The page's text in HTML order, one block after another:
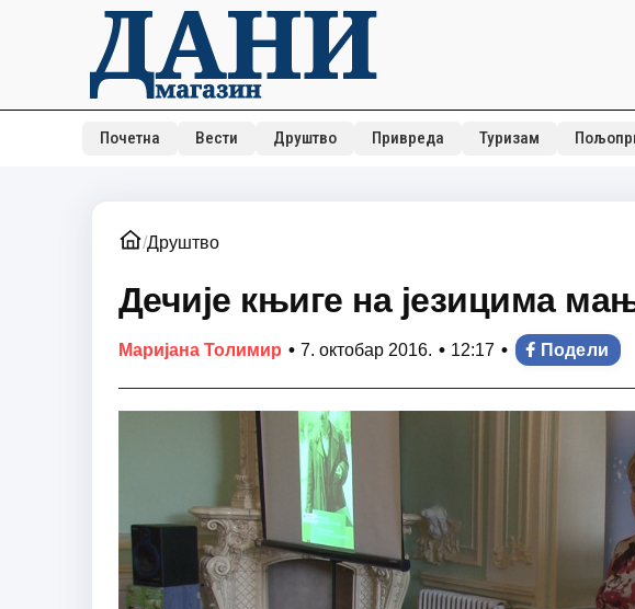
Почетна Вести Друштво Привреда Туризам
/Друштво
Дечије књиге на језицима
Маријана Толимир • 7. октобар 2016. • 12:17 • Подели